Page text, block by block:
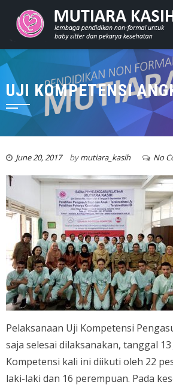
UJI KOMPETENSI
June 20, 2017 bymutiara_kasih No
Pelaksanaan Uji Kompetensi
saja selesai dilaksanakan, tanggal 13
Kompetensi kali ini diikuti oleh 22
laki-laki dan 16 perempuan. Pada